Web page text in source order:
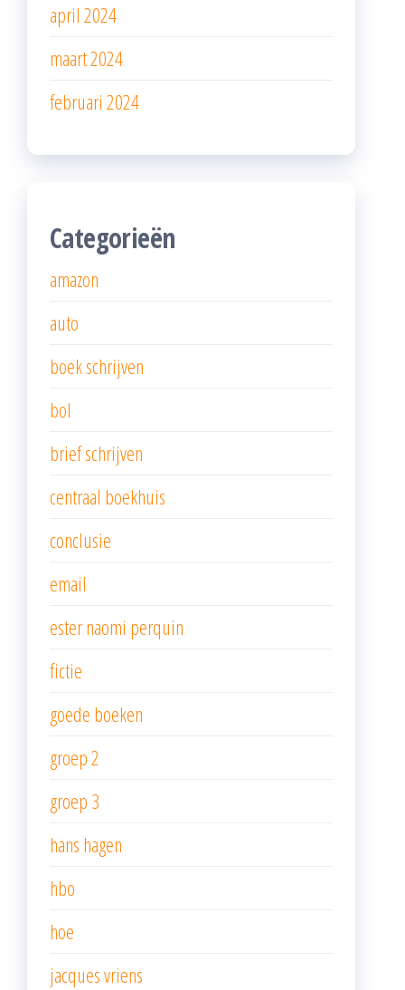
april 2024
maart 2024
februari 2024
Categorieën
amazon
auto
boek schrijven
bol
brief schrijven
centraal boekhuis
conclusie
email
ester naomi perquin
fictie
goede boeken
groep 2
groep 3
hans hagen
hbo
hoe
jacques vriens